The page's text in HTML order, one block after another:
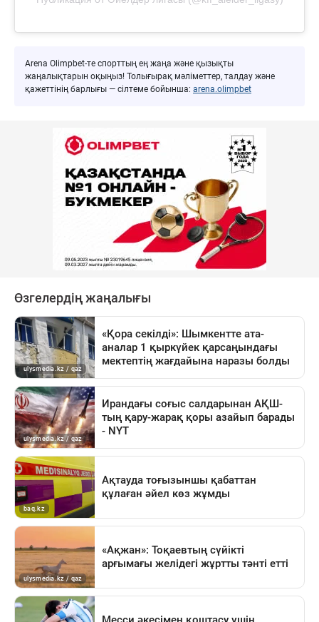
Arena Olimpbet-те спорттың ең жаңа және қызықты
жаңалықтарын оқыңыз! Толығырақ мәліметтер, талдау және
қажеттінің барлығы — сілтеме бойынша: arena.olimpbet